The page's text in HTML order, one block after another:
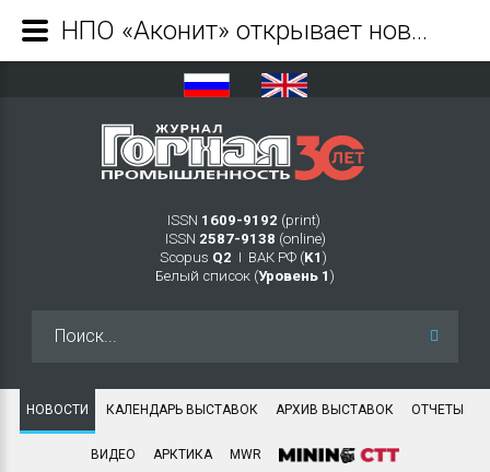
ISSN 1609-9192 (print)
ISSN 2587-9138 (online)
Scopus Q2 Ι ВАК РФ (K1 )
Белый список (Уровень 1 )
НОВОСТИ КАЛЕНДАРЬ ВЫСТАВОК АРХИВ ВЫСТАВОК ОТЧЕТЫ
ВИДЕО АРКТИКА MWR
НПО «Аконит» открывает новый завод по производству высокотехнологичных металлоконструкций - Журнал Горная промышленность